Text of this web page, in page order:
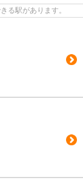
る駅があります。